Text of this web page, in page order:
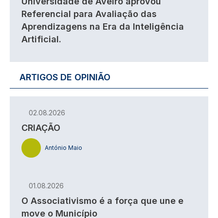
Referencial para Avaliação das
Aprendizagens na Era da Inteligência
Artificial.
ARTIGOS DE OPINIÃO
02.08.2026
CRIAÇÃO
António Maio
01.08.2026
O Associativismo é a força que une e
move o Município